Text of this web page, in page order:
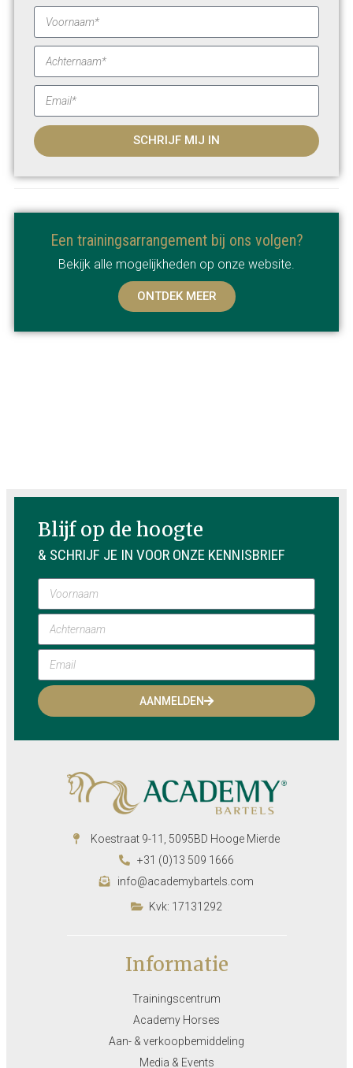
SCHRIJF MIJ IN
Een trainingsarrangement bij ons volgen?
Bekijk alle mogelijkheden op onze website.
ONTDEK MEER
Blijf op de hoogte
& SCHRIJF JE IN VOOR ONZE KENNISBRIEF
AANMELDEN
Koestraat 9-11, 5095BD Hooge Mierde
+31 (0)13 509 1666
info@academybartels.com
Kvk: 17131292
Informatie
Trainingscentrum
Academy Horses
Aan- & verkoopbemiddeling
Media & Events